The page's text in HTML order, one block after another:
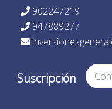
902247219
947889277
Suscripción